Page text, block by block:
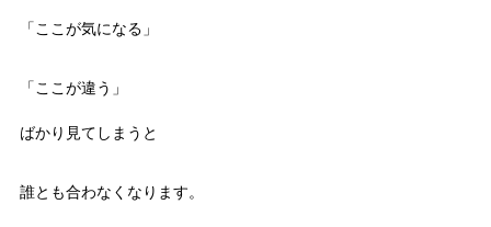
「ここが気になる」
「ここが違う」
ばかり見てしまうと
誰とも合わなくなります。